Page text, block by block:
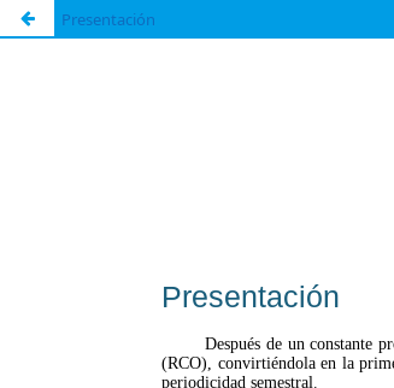
Presentación